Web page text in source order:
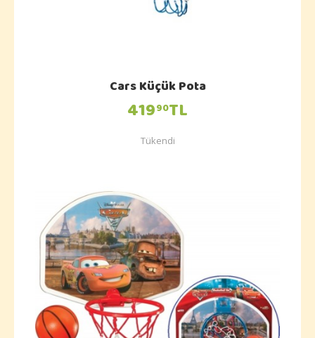
Cars Küçük Pota
41990TL
Tükendi